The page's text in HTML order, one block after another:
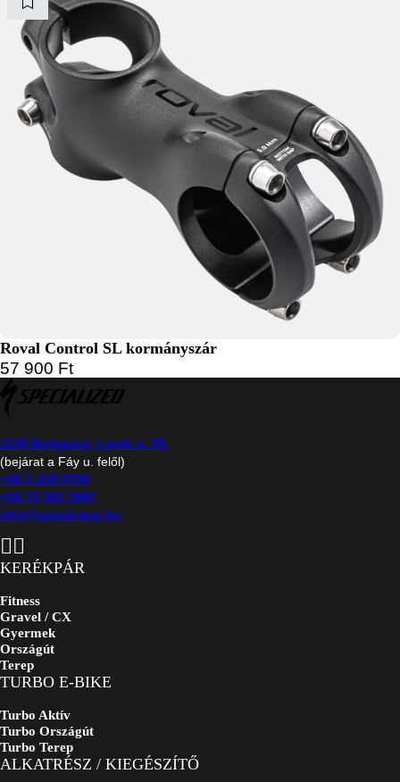
Roval Control SL kormányszár
57 900 Ft
1139 Budapest, Lomb u. 29.
(bejárat a Fáy u. felől)
+36 1 239 0790
+36 70 381 3987
info@speed-way.hu
KERÉKPÁR
Fitness
Gravel / CX
Gyermek
Országút
Terep
TURBO E-BIKE
Turbo Aktív
Turbo Országút
Turbo Terep
ALKATRÉSZ / KIEGÉSZÍTŐ